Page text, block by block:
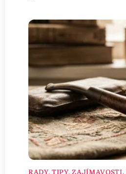
RADY, TIPY, ZAJÍMAVOSTI,